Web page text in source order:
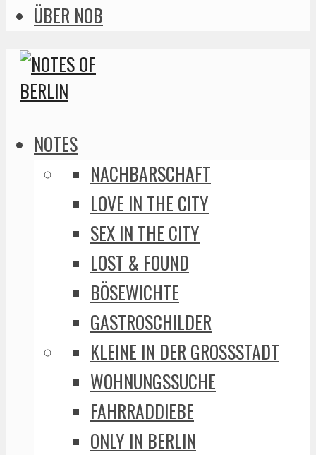
ÜBER NOB
NOTES
NACHBARSCHAFT
LOVE IN THE CITY
SEX IN THE CITY
LOST & FOUND
BÖSEWICHTE
GASTROSCHILDER
KLEINE IN DER GROSSSTADT
WOHNUNGSSUCHE
FAHRRADDIEBE
ONLY IN BERLIN